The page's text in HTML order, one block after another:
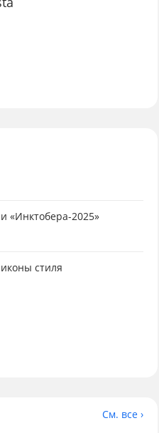
«Инктобера-2025»
стиля
См. все ›